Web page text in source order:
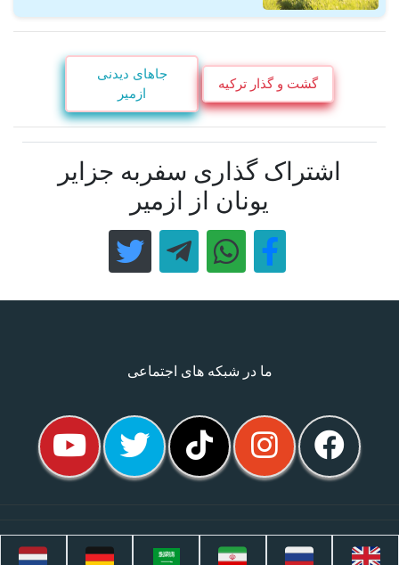
گشت و گذار ترکیه
جاهای دیدنی
ازمیر
اشتراک گذاری سفربه جزایر
یونان از ازمیر
ما در شبکه های اجتماعی